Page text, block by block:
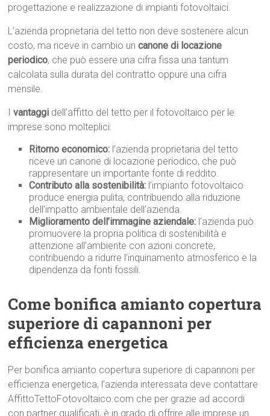
progettazione e realizzazione di impianti fotovoltaici.
L’azienda proprietaria del tetto non deve sostenere alcun
costo, ma riceve in cambio uncanone di locazione
periodico, che può essere una cifra fissa una tantum
calcolata sulla durata del contratto oppure una cifra
mensile.
Ivantaggi dell’affitto del tetto per il fotovoltaico per le
imprese sono molteplici:
Ritorno economico: l’azienda proprietaria del tetto
riceve un canone di locazione periodico, che può
rappresentare un importante fonte di reddito.
Contributo alla sostenibilità: l’impianto fotovoltaico
produce energia pulita, contribuendo alla riduzione
dell’impatto ambientale dell’azienda.
Miglioramento dell’immagine aziendale: l’azienda può
promuovere la propria politica di sostenibilità e
attenzione all’ambiente con azioni concrete,
contribuendo a ridurre l’inquinamento atmosferico e la
dipendenza da fonti fossili.
Come bonifica amianto copertura
superiore di capannoni per
efficienza energetica
Per bonifica amianto copertura superiore di capannoni per
efficienza energetica, l’azienda interessata deve contattare
AffittoTettoFotovoltaico.com che per grazie ad accordi
con partner qualificati, è in grado di offrire alle imprese un